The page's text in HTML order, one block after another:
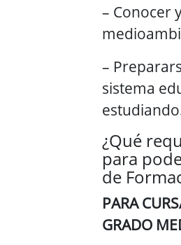
– Conocer
–
sistema
¿Qué
para
de
PARA
GRADO